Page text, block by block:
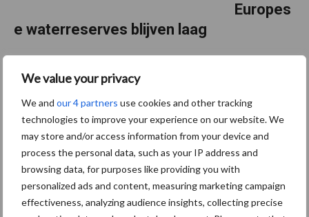
We value your privacy
We and our 4 partners use cookies and other tracking
technologies to improve your experience on our website. We
may store and/or access information from your device and
process the personal data, such as your IP address and
browsing data, for purposes like providing you with
personalized ads and content, measuring marketing campaign
effectiveness, analyzing audience insights, collecting precise
Europes
e waterreserves blijven laag
op acute problemen, begonnen onderzoekers afgelopen voorjaar
toch ongerust te worden. Niet door wat er in Nederland
gebeurde, maar door signalen uit de Europese …[Lees meer...]
houdt
blijven
laag
Primaire
Sidebar
Recent nieuws Partner nieuws